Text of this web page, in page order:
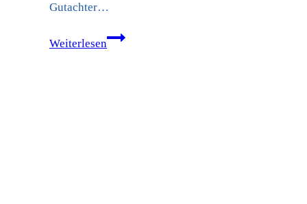
Gutachter…
Weiterlesen
Diverse